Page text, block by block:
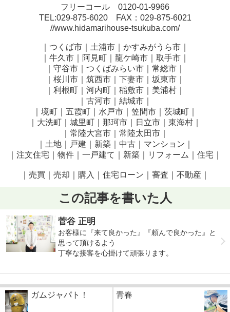
フリーコール 0120-01-9966
TEL:029-875-6020 FAX：029-875-6021
//www.hidamarihouse-tsukuba.com/
｜つくば市｜土浦市｜かすみがうら市｜
｜牛久市｜阿見町｜龍ケ崎市｜取手市｜
｜守谷市｜つくばみらい市｜常総市｜
｜桜川市｜筑西市｜下妻市｜坂東市｜
｜利根町｜河内町｜稲敷市｜美浦村｜
｜古河市｜結城市｜
｜境町｜五霞町｜水戸市｜笠間市｜茨城町｜
｜大洗町｜城里町｜那珂市｜日立市｜東海村｜
｜常陸大宮市｜常陸太田市｜
｜土地｜戸建｜新築｜中古｜マンション｜
｜注文住宅｜物件｜一戸建て｜新築｜リフォーム｜住宅｜
｜売買｜売却｜購入｜住宅ローン｜審査｜不動産｜
この記事を書いた人
菅谷 正明
お客様に『来て良かった』『頼んで良かった』と
思って頂けるよう
丁寧な接客を心掛けて頑張ります。
ガムジャパト！ 青春